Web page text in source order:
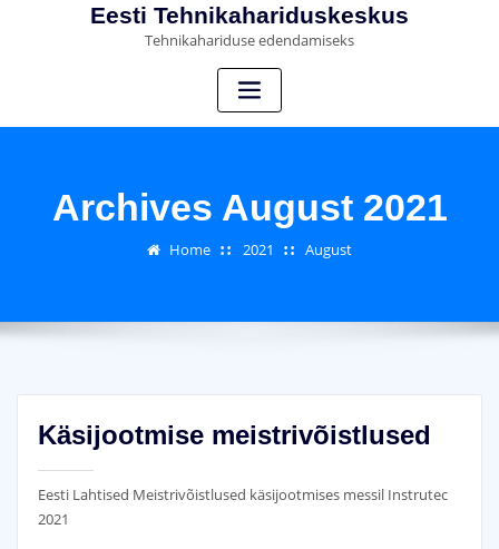
Eesti Tehnikahariduskeskus
Tehnikahariduse edendamiseks
Archives August 2021
Home 2021 August
Käsijootmise meistrivõistlused
Eesti Lahtised Meistrivõistlused käsijootmises messil Instrutec
2021